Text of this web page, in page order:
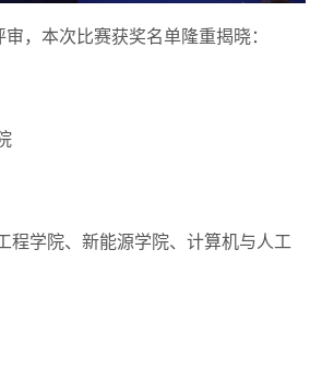
本次比赛获奖名单隆重揭晓：
学院、新能源学院、计算机与人工